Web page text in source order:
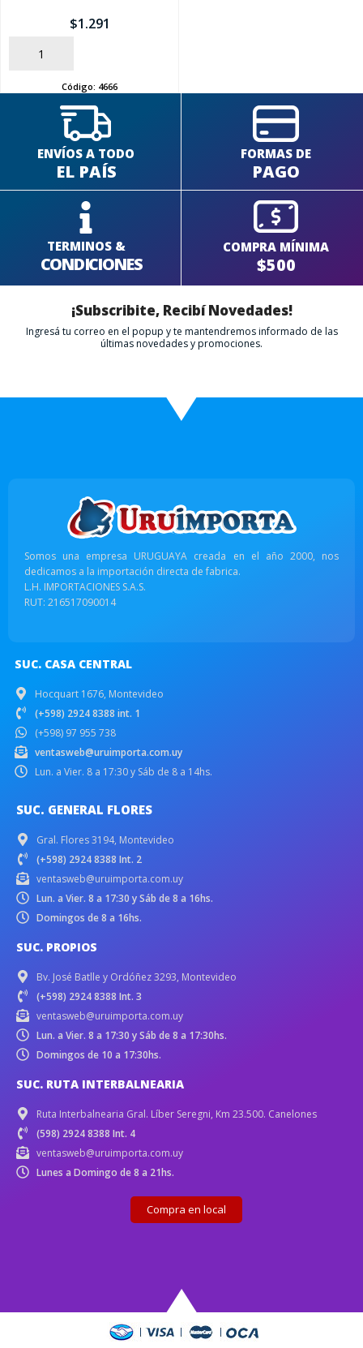
$1.291
AÑADIR
Código: 4666
ENVÍOS A TODO
EL PAÍS
FORMAS DE
PAGO
TERMINOS &
CONDICIONES
COMPRA MÍNIMA
$500
¡Subscribite, Recibí Novedades!
Ingresá tu correo en el popup y te mantendremos informado de las
últimas novedades y promociones.
Somos una empresa URUGUAYA creada en el año 2000, nos
dedicamos a la importación directa de fabrica.
L.H. IMPORTACIONES S.A.S.
RUT: 216517090014
SUC. CASA CENTRAL
Hocquart 1676, Montevideo
(+598) 2924 8388 int. 1
(+598) 97 955 738
ventasweb@uruimporta.com.uy
Lun. a Vier. 8 a 17:30 y Sáb de 8 a 14hs.
SUC. GENERAL FLORES
Gral. Flores 3194, Montevideo
(+598) 2924 8388 Int. 2
ventasweb@uruimporta.com.uy
Lun. a Vier. 8 a 17:30 y Sáb de 8 a 16hs.
Domingos de 8 a 16hs.
SUC. PROPIOS
Bv. José Batlle y Ordóñez 3293, Montevideo
(+598) 2924 8388 Int. 3
ventasweb@uruimporta.com.uy
Lun. a Vier. 8 a 17:30 y Sáb de 8 a 17:30hs.
Domingos de 10 a 17:30hs.
SUC. RUTA INTERBALNEARIA
Ruta Interbalnearia Gral. Líber Seregni, Km 23.500. Canelones
(598) 2924 8388 Int. 4
ventasweb@uruimporta.com.uy
Lunes a Domingo de 8 a 21hs.
Compra en local